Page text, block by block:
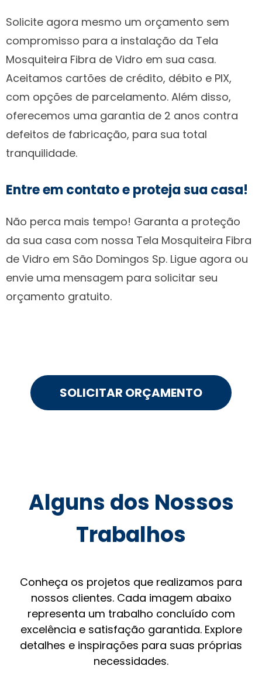
Solicite agora mesmo um orçamento sem
compromisso para a instalação da Tela
Mosquiteira Fibra de Vidro em sua casa.
Aceitamos cartões de crédito, débito e PIX,
com opções de parcelamento. Além disso,
oferecemos uma garantia de 2 anos contra
defeitos de fabricação, para sua total
tranquilidade.
Entre em contato e proteja sua casa!
Não perca mais tempo! Garanta a proteção
da sua casa com nossa Tela Mosquiteira Fibra
de Vidro em São Domingos Sp. Ligue agora ou
envie uma mensagem para solicitar seu
orçamento gratuito.
SOLICITAR ORÇAMENTO
Alguns dos Nossos
Trabalhos
Conheça os projetos que realizamos para
nossos clientes. Cada imagem abaixo
representa um trabalho concluído com
excelência e satisfação garantida. Explore
detalhes e inspirações para suas próprias
necessidades.